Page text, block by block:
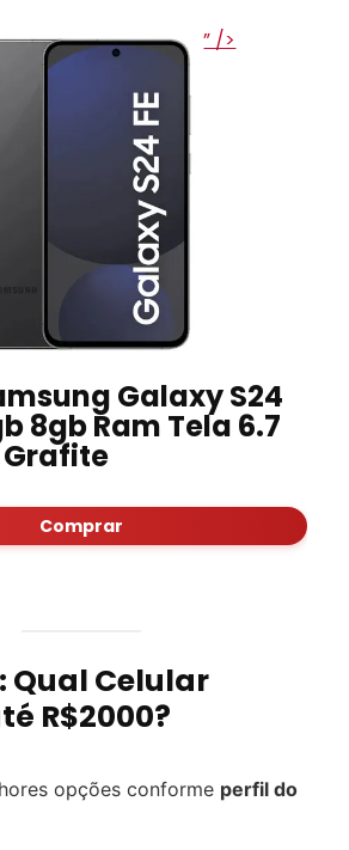
” />
Galaxy S24
8gb Ram Tela 6.7
Comprar
Qual Celular
R$2000?
opções conforme perfil do